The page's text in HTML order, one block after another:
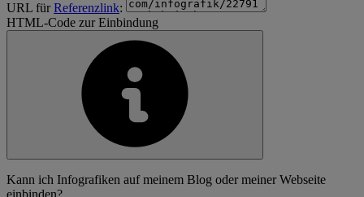
URL fürReferenzlink:
HTML-Code zur Einbindung
Kann ich Infografiken auf meinem Blog oder meiner Webseite